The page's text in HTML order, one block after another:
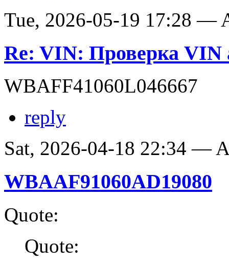
Tue, 2026-05-19 17:28 —
Re: VIN: Проверка VIN
WBAFF41060L046667
reply
Sat, 2026-04-18 22:34 —
WBAAF91060AD19080
Quote:
Quote: